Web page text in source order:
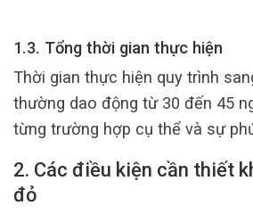
1.3. Tổng thời gian thực hiện
Thời gian thực hiện quy trình
thường dao động từ 30 đến 45
từng trường hợp cụ thể và sự
2. Các điều kiện cần thiết
đỏ